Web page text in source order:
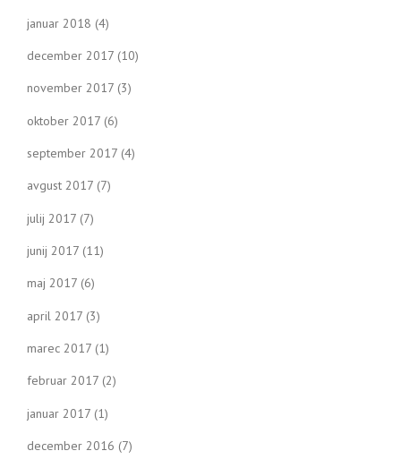
januar 2018 (4)
december 2017 (10)
november 2017 (3)
oktober 2017 (6)
september 2017 (4)
avgust 2017 (7)
julij 2017 (7)
junij 2017 (11)
maj 2017 (6)
april 2017 (3)
marec 2017 (1)
februar 2017 (2)
januar 2017 (1)
december 2016 (7)